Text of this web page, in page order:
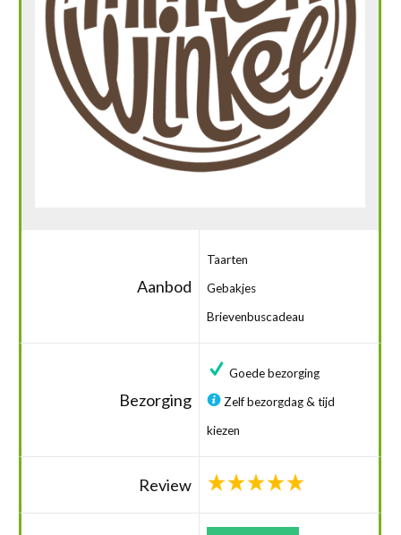
Aanbod
Taarten
Gebakjes
Brievenbuscadeau
Bezorging
Goede bezorging
Zelf bezorgdag & tijd
kiezen
Review